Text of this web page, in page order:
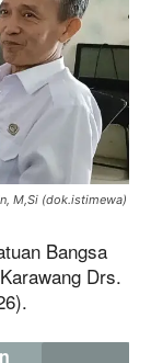
M,Si (dok.istimewa)
Bangsa
Drs.